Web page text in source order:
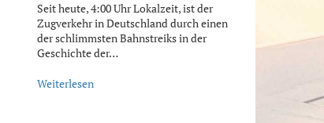
Seit heute, 4:00 Uhr Lokalzeit, ist der
Zugverkehr in Deutschland durch einen
der schlimmsten Bahnstreiks in der
Geschichte der…
Weiterlesen